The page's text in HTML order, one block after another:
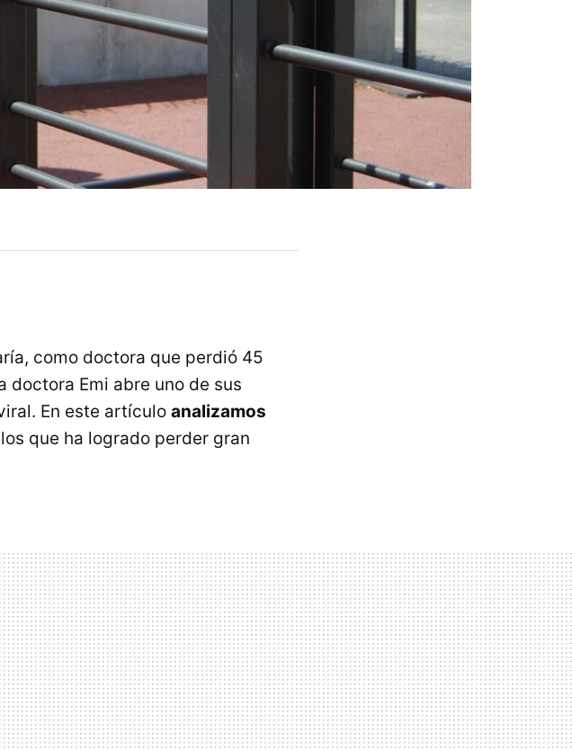
como doctora que perdió 45
doctora Emi abre uno de sus
En este artículo analizamos
que ha logrado perder gran